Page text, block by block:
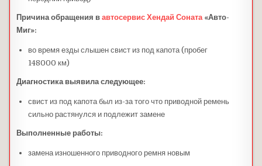
Причина обращения вавтосервис Хендай Соната «Авто-
Миг»:
во время езды слышен свист из под капота (пробег
148000 км)
Диагностика выявила следующее:
свист из под капота был из-за того что приводной ремень
сильно растянулся и подлежит замене
Выполненные работы:
замена изношенного приводного ремня новым